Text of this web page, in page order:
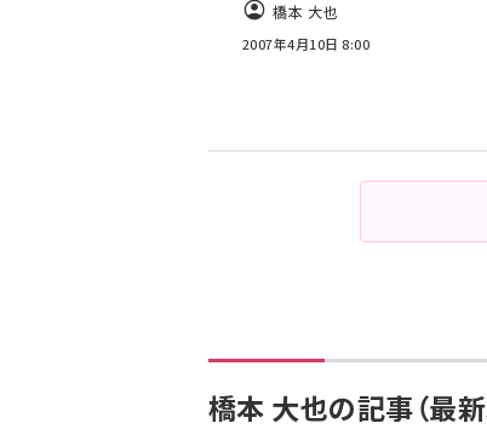
橋本 大也
2007年4月10日 8:00
橋本 大也の記事（最新